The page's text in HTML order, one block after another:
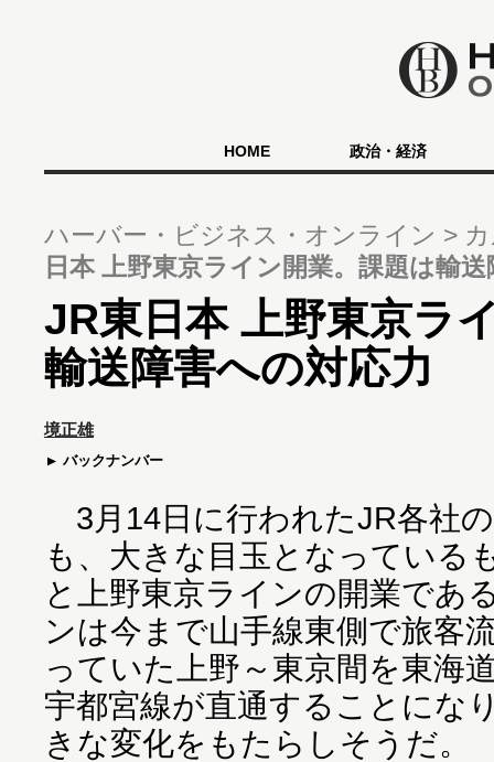
HOME 政治・経済
ハーバー・ビジネス・オンライン
日本 上野東京ライン開業。課題は輸
JR東日本 上野東京ラ
輸送障害への対応力
境正雄
バックナンバー
3月14日に行われたJR各社
も、大きな目玉となっている
と上野東京ラインの開業であ
ンは今まで山手線東側で旅客
っていた上野～東京間を東海
宇都宮線が直通することにな
きな変化をもたらしそうだ。